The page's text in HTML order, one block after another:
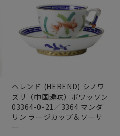
ヘレンド (HEREND) シノワ
ズリ（中国趣味）ポワッソン
03364-0-21／3364 マンダ
リン ラージカップ＆ソーサ
ー